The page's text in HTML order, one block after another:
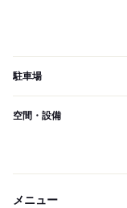
駐車場
空間・設備
メニュー